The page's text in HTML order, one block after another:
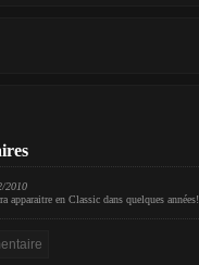
2010
apparaitre en Classic dans quelques années!